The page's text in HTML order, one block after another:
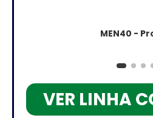
MEN40 -
VER LINHA